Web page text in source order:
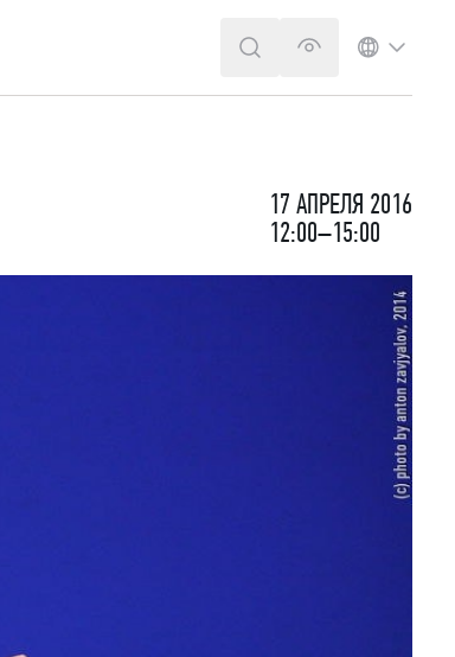
ПОИСКВЕРСИЯ ДЛЯ
ЯЗЫК
17 АПРЕЛЯ 2016
12:00–15:00